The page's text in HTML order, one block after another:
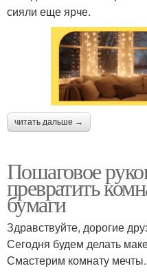
сияли еще ярче.
читать дальше →
Пошаговое
превратить
бумаги
Здравствуйте, дорогие
Сегодня будем делать
Смастерим комнату мечты.